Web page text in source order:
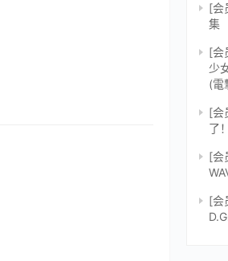
[会
集
[会
少
(電
[会
了
[会
[会